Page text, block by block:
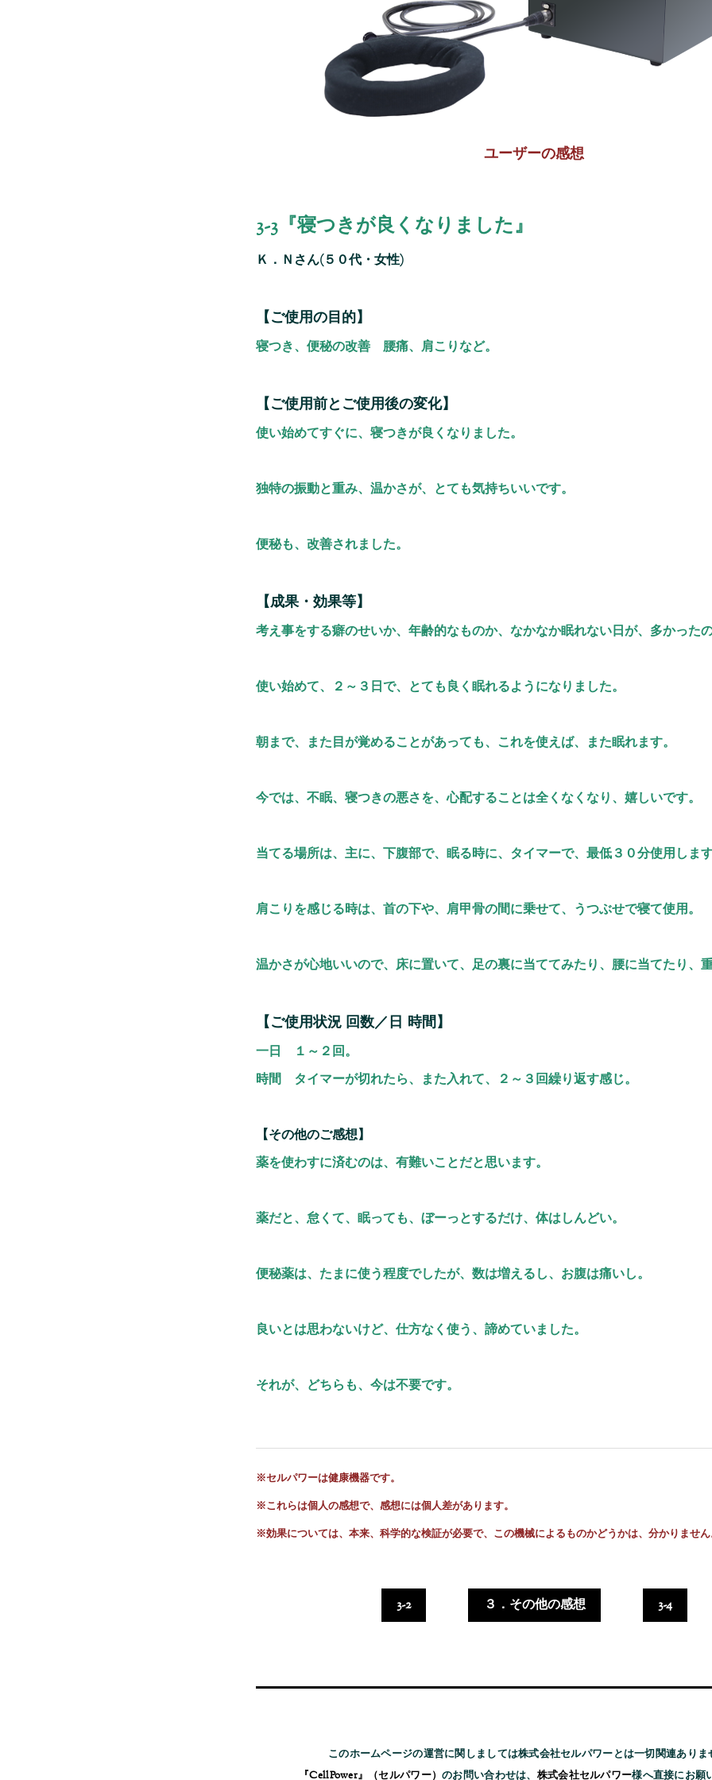
ユーザーの感想
3-3『寝つきが良くなりました』
Ｋ．Ｎさん(５０代・女性)
【ご使用の目的】
寝つき、便秘の改善 腰痛、肩こりなど。
【ご使用前とご使用後の変化】
使い始めてすぐに、寝つきが良くなりました。
独特の振動と重み、温かさが、とても気持ちいいです。
便秘も、改善されました。
【成果・効果等】
考え事をする癖のせいか、年齢的なものか、なかなか眠れない日が、多かった
使い始めて、２～３日で、とても良く眠れるようになりました。
朝まで、また目が覚めることがあっても、これを使えば、また眠れます。
今では、不眠、寝つきの悪さを、心配することは全くなくなり、嬉しいです。
当てる場所は、主に、下腹部で、眠る時に、タイマーで、最低３０分使用しま
肩こりを感じる時は、首の下や、肩甲骨の間に乗せて、うつぶせで寝て使用。
温かさが心地いいので、床に置いて、足の裏に当ててみたり、腰に当てたり、
【ご使用状況 回数／日 時間】
一日 １～２回。
時間 タイマーが切れたら、また入れて、２～３回繰り返す感じ。
【その他のご感想】
薬を使わすに済むのは、有難いことだと思います。
薬だと、怠くて、眠っても、ぼーっとするだけ、体はしんどい。
便秘薬は、たまに使う程度でしたが、数は増えるし、お腹は痛いし。
良いとは思わないけど、仕方なく使う、諦めていました。
それが、どちらも、今は不要です。
※セルパワーは健康機器です。
※これらは個人の感想で、感想には個人差があります。
※効果については、本来、科学的な検証が必要で、この機械によるものかどうかは、分かりませ
3-2 ３．その他の感想 3-4
このホームページの運営に関しましては株式会社セルパワーとは一切関連ありま
『CellPower』（セルパワー）のお問い合わせは、 株式会社セルパワー様へ直接にお願